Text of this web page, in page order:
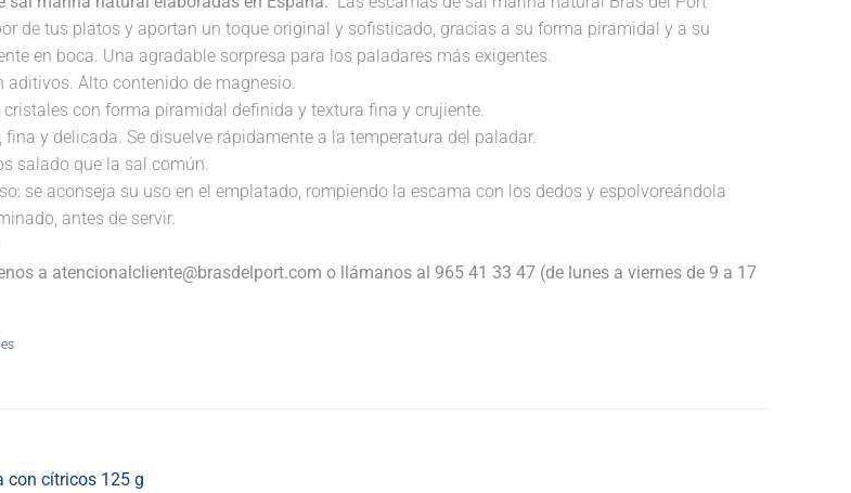
de tus platos y aportan un toque original y sofisticado, gracias a su forma piramidal y a su
en boca. Una agradable sorpresa para los paladares más exigentes.
aditivos. Alto contenido de magnesio.
cristales con forma piramidal definida y textura fina y crujiente.
fina y delicada. Se disuelve rápidamente a la temperatura del paladar.
salado que la sal común.
se aconseja su uso en el emplatado, rompiendo la escama con los dedos y espolvoreándola
antes de servir.
a atencionalcliente@brasdelport.com o llámanos al 965 41 33 47 (de lunes a viernes de 9 a 17
con cítricos 125 g